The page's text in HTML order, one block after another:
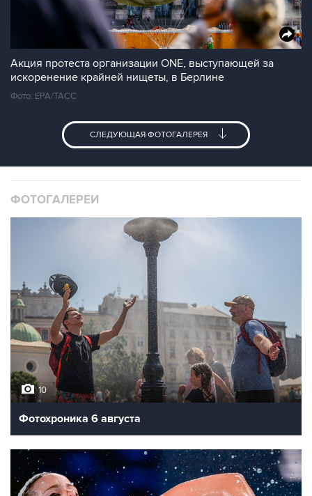
Акция протеста организации ONE, выступающей за
искоренение крайней нищеты, в Берлине
Фото: EPA/ТАСС
СЛЕДУЮЩАЯ ФОТОГАЛЕРЕЯ
ФОТОГАЛЕРЕИ
10
Фотохроника 6 августа